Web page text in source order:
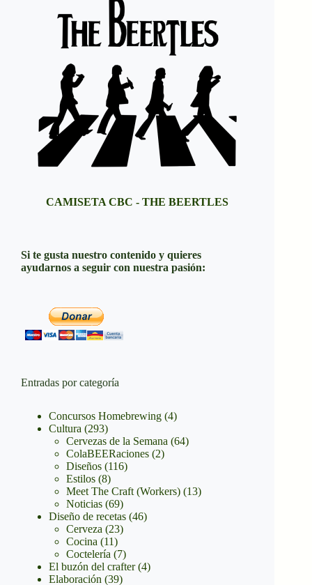
CAMISETA CBC - THE BEERTLES
Si te gusta nuestro contenido y quieres
ayudarnos a seguir con nuestra pasión:
Entradas por categoría
Concursos Homebrewing (4)
Cultura (293)
Cervezas de la Semana (64)
ColaBEERaciones (2)
Diseños (116)
Estilos (8)
Meet The Craft (Workers) (13)
Noticias (69)
Diseño de recetas (46)
Cerveza (23)
Cocina (11)
Coctelería (7)
El buzón del crafter(4)
Elaboración (39)